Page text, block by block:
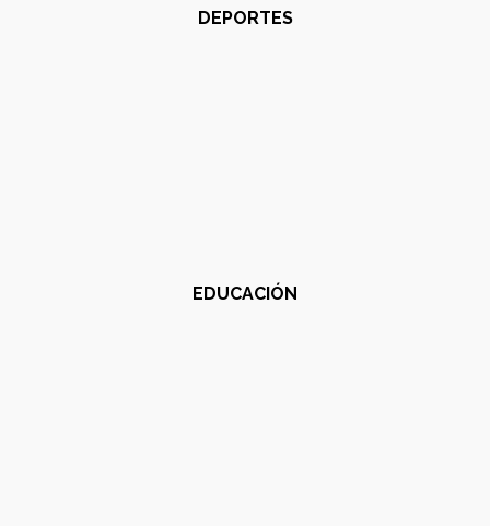
DEPORTES
EDUCACIÓN